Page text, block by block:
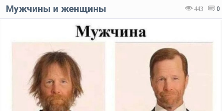
443 0
Мужчины и женщины